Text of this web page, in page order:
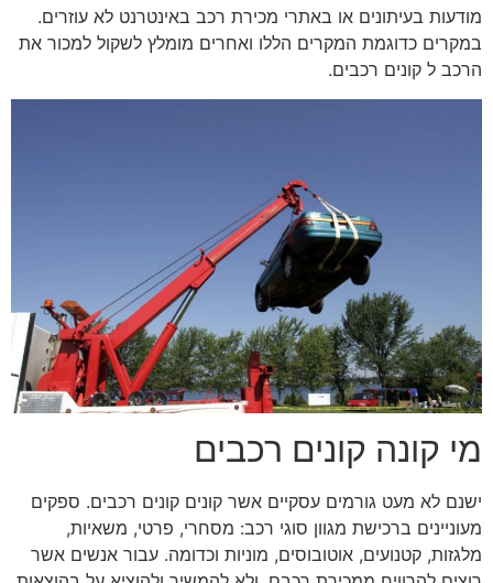
מודעות בעיתונים או באתרי מכירת רכב באינטרנט לא עוזרים.
במקרים כדוגמת המקרים הללו ואחרים מומלץ לשקול למכור את
הרכב ל קונים רכבים.
מי קונה קונים רכבים
ישנם לא מעט גורמים עסקיים אשר קונים קונים רכבים. ספקים
מעוניינים ברכישת מגוון סוגי רכב: מסחרי, פרטי, משאיות,
מלגזות, קטנועים, אוטובוסים, מוניות וכדומה. עבור אנשים אשר